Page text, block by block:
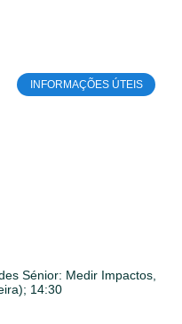
INFORMAÇÕES ÚTEIS
Sénior: Medir Impactos,
14:30